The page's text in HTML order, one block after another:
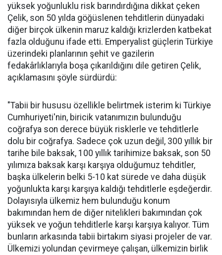
yüksek yoğunluklu risk barındırdığına dikkat çeken
Çelik, son 50 yılda göğüslenen tehditlerin dünyadaki
diğer birçok ülkenin maruz kaldığı krizlerden katbekat
fazla olduğunu ifade etti. Emperyalist güçlerin Türkiye
üzerindeki planlarının şehit ve gazilerin
fedakârlıklarıyla boşa çıkarıldığını dile getiren Çelik,
açıklamasını şöyle sürdürdü:
"Tabii bir hususu özellikle belirtmek isterim ki Türkiye
Cumhuriyeti'nin, biricik vatanımızın bulunduğu
coğrafya son derece büyük risklerle ve tehditlerle
dolu bir coğrafya. Sadece çok uzun değil, 300 yıllık bir
tarihe bile baksak, 100 yıllık tarihimize baksak, son 50
yılımıza baksak karşı karşıya olduğumuz tehditler,
başka ülkelerin belki 5-10 kat sürede ve daha düşük
yoğunlukta karşı karşıya kaldığı tehditlerle eşdeğerdir.
Dolayısıyla ülkemiz hem bulunduğu konum
bakımından hem de diğer nitelikleri bakımından çok
yüksek ve yoğun tehditlerle karşı karşıya kalıyor. Tüm
bunların arkasında tabii birtakım siyasi projeler de var.
Ülkemizi yolundan çevirmeye çalışan, ülkemizin birlik